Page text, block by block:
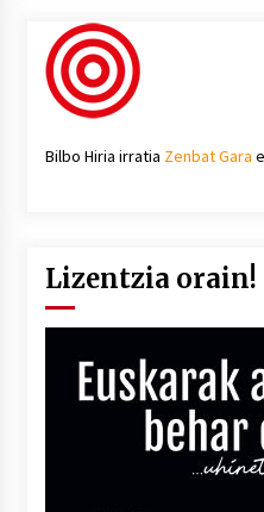
Bilbo Hiria irratia Zenbat Gara
Lizentzia orain!